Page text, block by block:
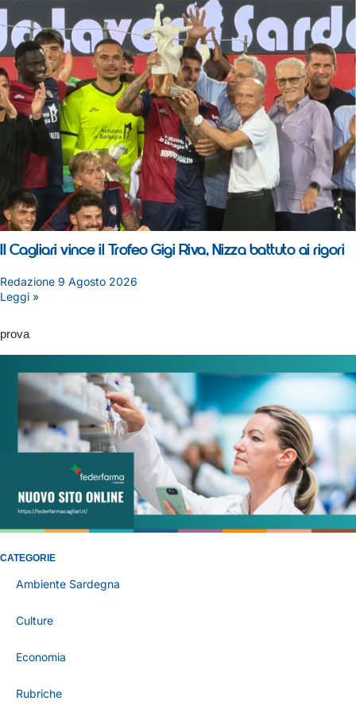
Il Cagliari vince il Trofeo Gigi Riva, Nizza battuto ai rigori
Redazione 9 Agosto 2026
Leggi »
prova
CATEGORIE
Ambiente Sardegna
Culture
Economia
Rubriche